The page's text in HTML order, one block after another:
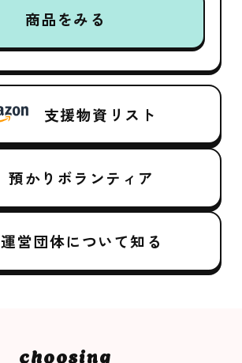
商品をみる
支援物資リスト
預かりボランティア
運営団体について知る